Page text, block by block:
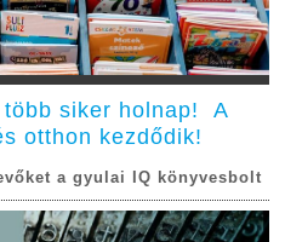
több siker holnap! A
otthon kezdődik!
a gyulai IQ könyvesbolt